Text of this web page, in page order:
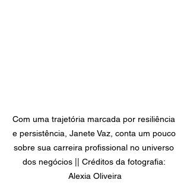
Com uma trajetória marcada por resiliência
e persistência, Janete Vaz, conta um pouco
sobre sua carreira profissional no universo
dos negócios || Créditos da fotografia:
Alexia Oliveira